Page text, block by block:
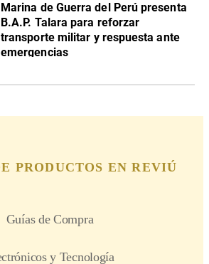
Marina de Guerra del Perú presenta
B.A.P. Talara para reforzar
transporte militar y respuesta ante
emergencias